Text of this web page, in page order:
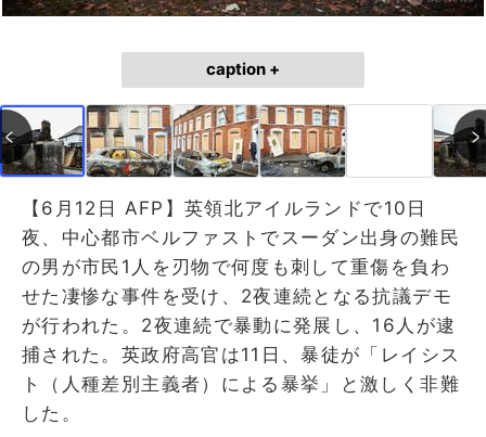
caption +
【6月12日 AFP】英領北アイルランドで10日
夜、中心都市ベルファストでスーダン出身の難民
の男が市民1人を刃物で何度も刺して重傷を負わ
せた凄惨な事件を受け、2夜連続となる抗議デモ
が行われた。2夜連続で暴動に発展し、16人が逮
捕された。英政府高官は11日、暴徒が「レイシス
ト（人種差別主義者）による暴挙」と激しく非難
した。